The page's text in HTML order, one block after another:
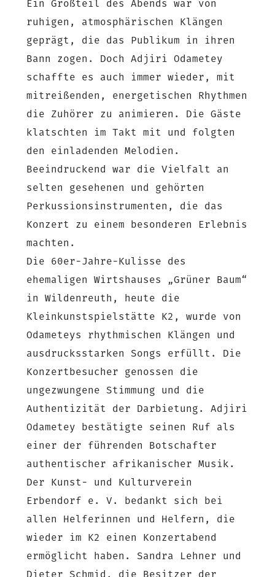
Ein Großteil des Abends war von
ruhigen, atmosphärischen Klängen
geprägt, die das Publikum in ihren
Bann zogen. Doch Adjiri Odametey
schaffte es auch immer wieder, mit
mitreißenden, energetischen Rhythmen
die Zuhörer zu animieren. Die Gäste
klatschten im Takt mit und folgten
den einladenden Melodien.
Beeindruckend war die Vielfalt an
selten gesehenen und gehörten
Perkussionsinstrumenten, die das
Konzert zu einem besonderen Erlebnis
machten.
Die 60er-Jahre-Kulisse des
ehemaligen Wirtshauses „Grüner Baum“
in Wildenreuth, heute die
Kleinkunstspielstätte K2, wurde von
Odameteys rhythmischen Klängen und
ausdrucksstarken Songs erfüllt. Die
Konzertbesucher genossen die
ungezwungene Stimmung und die
Authentizität der Darbietung. Adjiri
Odametey bestätigte seinen Ruf als
einer der führenden Botschafter
authentischer afrikanischer Musik.
Der Kunst- und Kulturverein
Erbendorf e. V. bedankt sich bei
allen Helferinnen und Helfern, die
wieder im K2 einen Konzertabend
ermöglicht haben. Sandra Lehner und
Dieter Schmid, die Besitzer der